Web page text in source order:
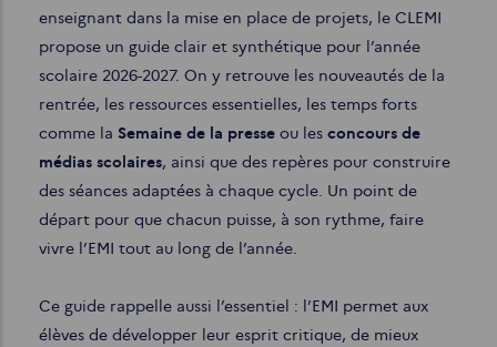
enseignant dans la mise en place de projets, le CLEMI
propose un guide clair et synthétique pour l’année
scolaire 2026-2027. On y retrouve les nouveautés de la
rentrée, les ressources essentielles, les temps forts
comme la Semaine de la presse ou les concours de
médias scolaires, ainsi que des repères pour construire
des séances adaptées à chaque cycle. Un point de
départ pour que chacun puisse, à son rythme, faire
vivre l’EMI tout au long de l’année.
Ce guide rappelle aussi l’essentiel : l’EMI permet aux
élèves de développer leur esprit critique, de mieux